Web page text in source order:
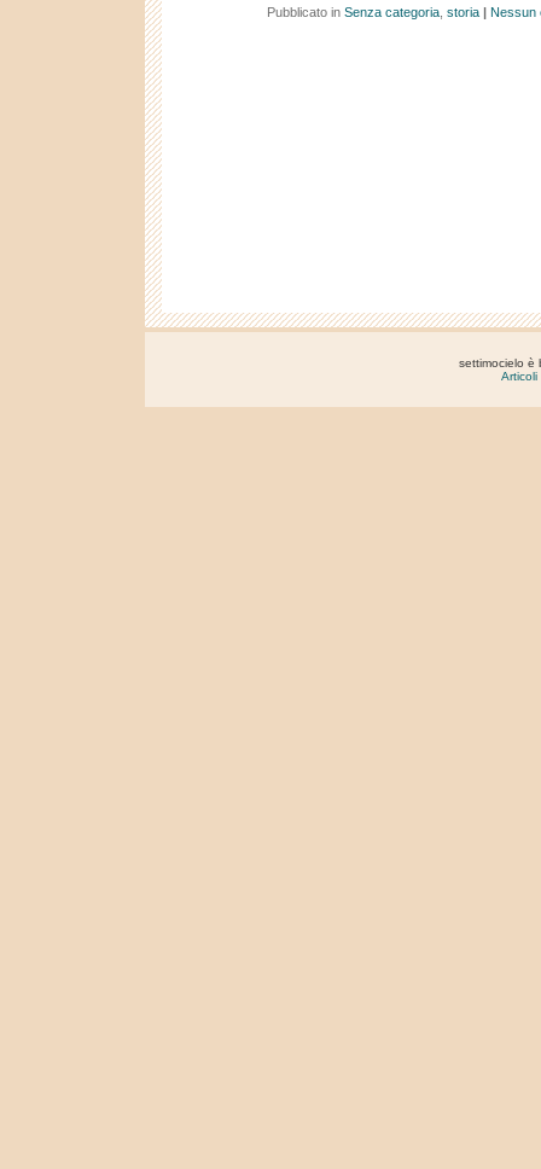
Pubblicato in Senza categoria storia | Nessun
settimocielo è
Articoli